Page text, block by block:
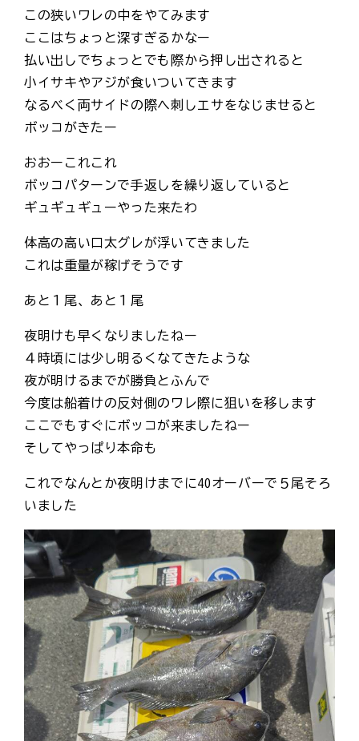
この狭いワレの中をやてみます
ここはちょっと深すぎるかなー
払い出しでちょっとでも際から押し出されると
小イサキやアジが食いついてきます
なるべく両サイドの際へ刺しエサをなじませると
ボッコがきたー
おおーこれこれ
ボッコパターンで手返しを繰り返していると
ギュギュギューやった来たわ
体高の高い口太グレが浮いてきました
これは重量が稼げそうです
あと１尾、あと１尾
夜明けも早くなりましたねー
４時頃には少し明るくなてきたような
夜が明けるまでが勝負とふんで
今度は船着けの反対側のワレ際に狙いを移します
ここでもすぐにボッコが来ましたねー
そしてやっぱり本命も
これでなんとか夜明けまでに40オーバーで５尾そろ
いました